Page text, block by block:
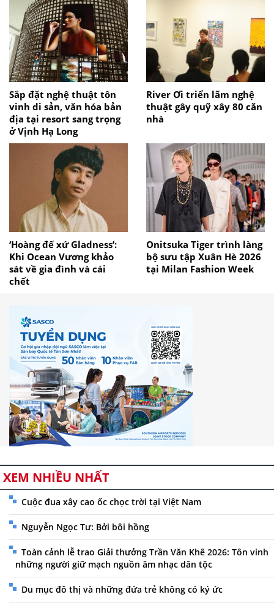
Sắp đặt nghệ thuật tôn
vinh di sản, văn hóa bản
địa tại resort sang trọng
ở Vịnh Hạ Long
River Ơi triển lãm nghệ
thuật gây quỹ xây 80 căn
nhà
‘Hoàng đế xứ Gladness’:
Khi Ocean Vương khảo
sát về gia đình và cái
chết
Onitsuka Tiger trình làng
bộ sưu tập Xuân Hè 2026
tại Milan Fashion Week
XEM NHIỀU NHẤT
Cuộc đua xây cao ốc chọc trời tại Việt Nam
Nguyễn Ngọc Tư: Bởi bôi hồng
Toàn cảnh lễ trao Giải thưởng Trần Văn Khê 2026: Tôn vinh
những người giữ mạch nguồn âm nhạc dân tộc
Du mục đô thị và những đứa trẻ không có ký ức